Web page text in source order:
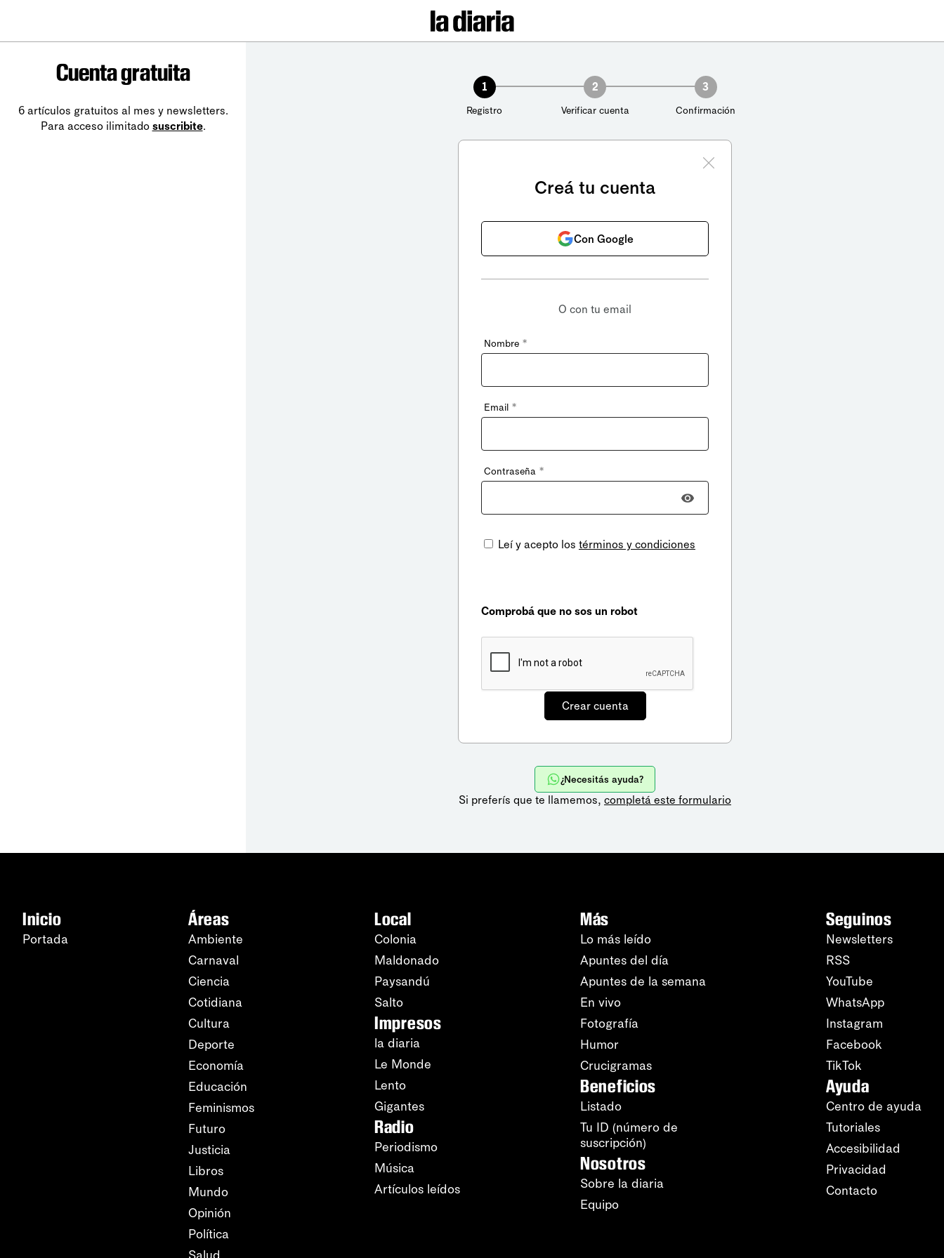
Cuenta gratuita
6 artículos gratuitos al mes y newsletters.
Para acceso ilimitado suscribite.
1
Registro
2
Verificar cuenta
3
Confirmación
Creá tu cuenta
Con Google
O con tu email
Nombre *
Email *
Contraseña *
Leí y acepto los términos y condiciones
Comprobá que no sos un robot
¿Necesitás ayuda?
Si preferís que te llamemos, completá este formulario
Inicio
Portada
Áreas
Ambiente
Carnaval
Ciencia
Cotidiana
Cultura
Deporte
Economía
Educación
Feminismos
Futuro
Justicia
Libros
Mundo
Opinión
Política
Local
Colonia
Maldonado
Paysandú
Salto
Impresos
la diaria
Le Monde
Lento
Gigantes
Radio
Periodismo
Música
Artículos leídos
Más
Lo más leído
Apuntes del día
Apuntes de la semana
En vivo
Fotografía
Humor
Crucigramas
Beneficios
Listado
Tu ID (número de
suscripción)
Nosotros
Sobre la diaria
Equipo
Seguinos
Newsletters
RSS
YouTube
WhatsApp
Instagram
Facebook
TikTok
Ayuda
Centro de ayuda
Tutoriales
Accesibilidad
Privacidad
Contacto